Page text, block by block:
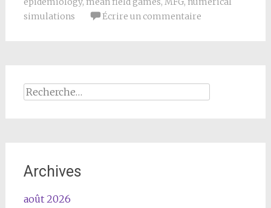
simulations
Écrire un commentaire
Rechercher :
Archives
août 2026